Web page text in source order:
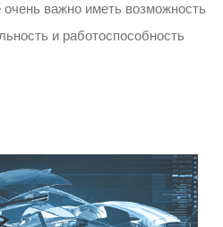
важно иметь возможность
и работоспособность